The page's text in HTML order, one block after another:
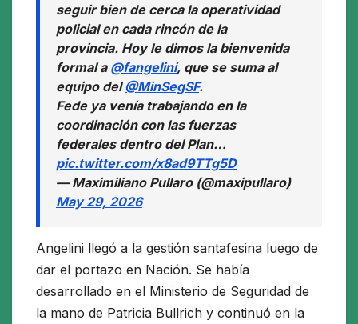
seguir bien de cerca la operatividad
policial en cada rincón de la
provincia. Hoy le dimos la bienvenida
formal a @fangelini, que se suma al
equipo del@MinSegSF.
Fede ya venía trabajando en la
coordinación con las fuerzas
federales dentro del Plan…
pic.twitter.com/x8ad9TTg5D
— Maximiliano Pullaro (@maxipullaro)
May 29, 2026
Angelini llegó a la gestión santafesina luego de
dar el portazo en Nación. Se había
desarrollado en el Ministerio de Seguridad de
la mano de Patricia Bullrich y continuó en la